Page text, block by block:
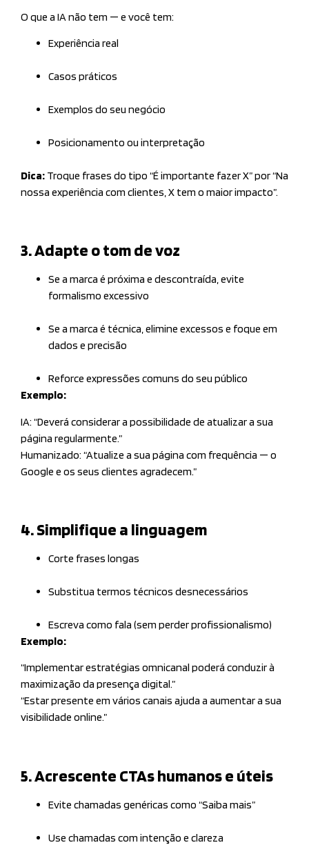
O que a IA não tem — e você tem:
Experiência real
Casos práticos
Exemplos do seu negócio
Posicionamento ou interpretação
Dica: Troque frases do tipo “É importante fazer X” por “Na
nossa experiência com clientes, X tem o maior impacto”.
3. Adapte o tom de voz
Se a marca é próxima e descontraída, evite
formalismo excessivo
Se a marca é técnica, elimine excessos e foque em
dados e precisão
Reforce expressões comuns do seu público
Exemplo:
IA: “Deverá considerar a possibilidade de atualizar a sua
página regularmente.”
Humanizado: “Atualize a sua página com frequência — o
Google e os seus clientes agradecem.”
4. Simplifique a linguagem
Corte frases longas
Substitua termos técnicos desnecessários
Escreva como fala (sem perder profissionalismo)
Exemplo:
“Implementar estratégias omnicanal poderá conduzir à
maximização da presença digital.”
“Estar presente em vários canais ajuda a aumentar a sua
visibilidade online.”
5. Acrescente CTAs humanos e úteis
Evite chamadas genéricas como “Saiba mais”
Use chamadas com intenção e clareza